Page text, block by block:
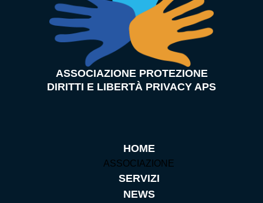
ASSOCIAZIONE PROTEZIONE
DIRITTI E LIBERTÀ PRIVACY APS
HOME
ASSOCIAZIONE
SERVIZI
NEWS